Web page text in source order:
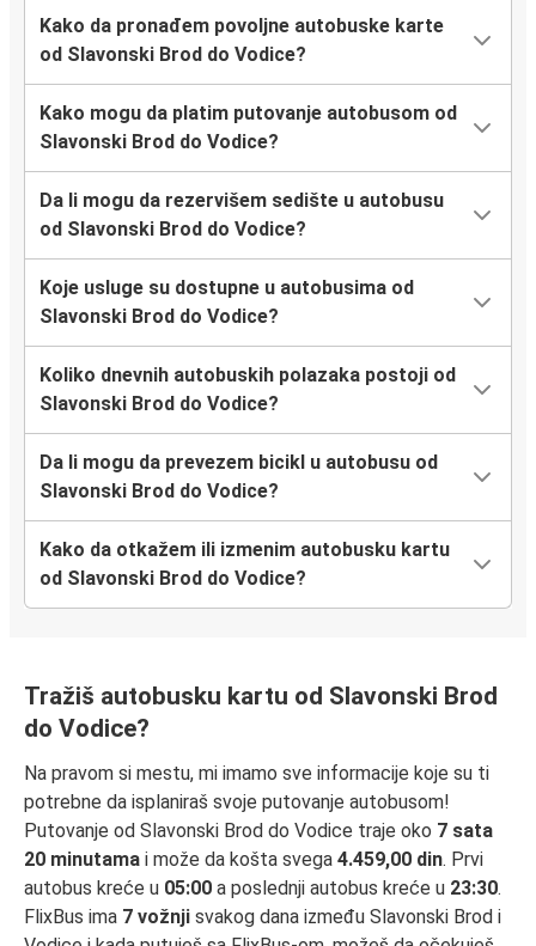
Kako da pronađem povoljne autobuske karte
od Slavonski Brod do Vodice?
Kako mogu da platim putovanje autobusom od
Slavonski Brod do Vodice?
Da li mogu da rezervišem sedište u autobusu
od Slavonski Brod do Vodice?
Koje usluge su dostupne u autobusima od
Slavonski Brod do Vodice?
Koliko dnevnih autobuskih polazaka postoji od
Slavonski Brod do Vodice?
Da li mogu da prevezem bicikl u autobusu od
Slavonski Brod do Vodice?
Kako da otkažem ili izmenim autobusku kartu
od Slavonski Brod do Vodice?
Tražiš autobusku kartu od Slavonski Brod
do Vodice?
Na pravom si mestu, mi imamo sve informacije koje su ti
potrebne da isplaniraš svoje putovanje autobusom!
Putovanje od Slavonski Brod do Vodice traje oko 7 sata
20 minutama i može da košta svega 4.459,00 din. Prvi
autobus kreće u 05:00 a poslednji autobus kreće u 23:30.
FlixBus ima 7 vožnji svakog dana između Slavonski Brod i